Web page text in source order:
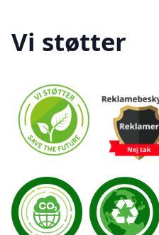
Vi støtter